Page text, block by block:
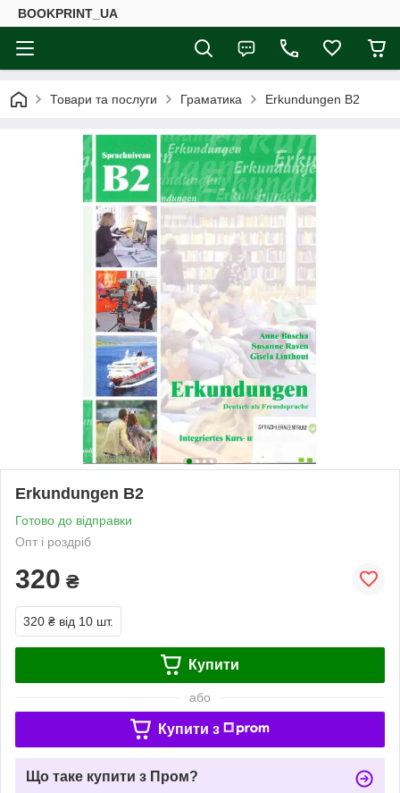
BOOKPRINT_UA
Товари та послуги Граматика Erkundungen B2
Erkundungen B2
Готово до відправки
Опт і роздріб
320 ₴
320 ₴ від 10 шт.
Купити
або
Купити з
Що таке купити з Пром?